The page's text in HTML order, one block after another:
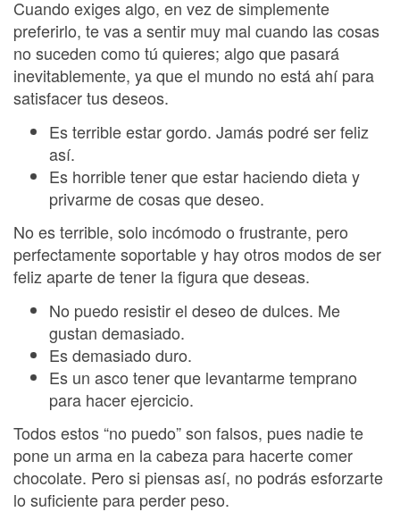
Cuando exiges algo, en vez de simplemente
preferirlo, te vas a sentir muy mal cuando las cosas
no suceden como tú quieres; algo que pasará
inevitablemente, ya que el mundo no está ahí para
satisfacer tus deseos.
Es terrible estar gordo. Jamás podré ser feliz
así.
Es horrible tener que estar haciendo dieta y
privarme de cosas que deseo.
No es terrible, solo incómodo o frustrante, pero
perfectamente soportable y hay otros modos de ser
feliz aparte de tener la figura que deseas.
No puedo resistir el deseo de dulces. Me
gustan demasiado.
Es demasiado duro.
Es un asco tener que levantarme temprano
para hacer ejercicio.
Todos estos “no puedo” son falsos, pues nadie te
pone un arma en la cabeza para hacerte comer
chocolate. Pero si piensas así, no podrás esforzarte
lo suficiente para perder peso.